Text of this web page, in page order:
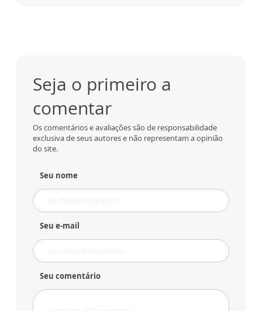
Seja o primeiro a
comentar
Os comentários e avaliações são de responsabilidade
exclusiva de seus autores e não representam a opinião
do site.
Seu nome
Seu e-mail
Seu comentário